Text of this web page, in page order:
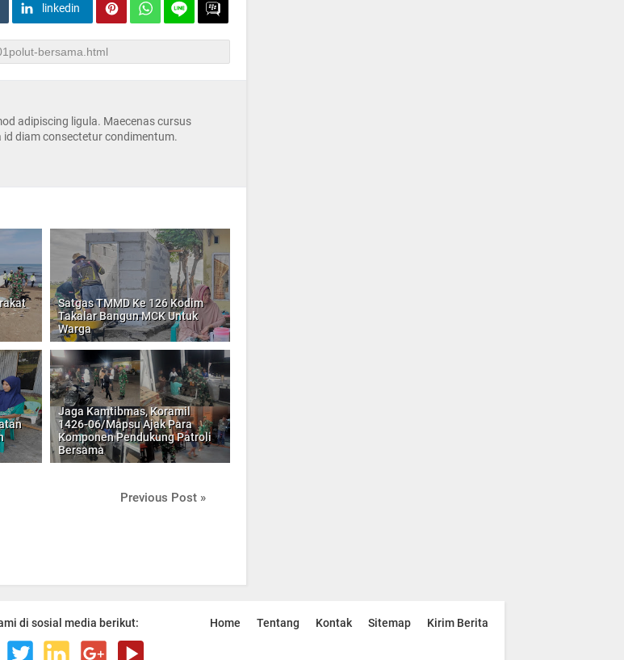
linkedin
adipiscing ligula. Maecenas cursus
diam consectetur condimentum.
Satgas TMMD Ke 126 Kodim
Takalar Bangun MCK Untuk
Warga
Jaga Kamtibmas, Koramil
1426-06/Mapsu Ajak Para
Komponen Pendukung Patroli
Bersama
Previous Post »
di sosial media berikut: Home Tentang Kontak Sitemap Kirim Berita